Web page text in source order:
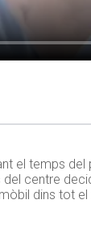
el temps
centre
dins tot